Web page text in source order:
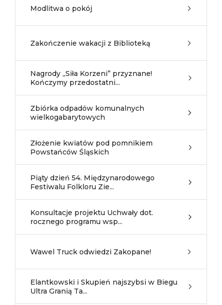
Modlitwa o pokój
Zakończenie wakacji z Biblioteką
Nagrody „Siła Korzeni” przyznane!
Kończymy przedostatni...
Zbiórka odpadów komunalnych
wielkogabarytowych
Złożenie kwiatów pod pomnikiem
Powstańców Śląskich
Piąty dzień 54. Międzynarodowego
Festiwalu Folkloru Zie...
Konsultacje projektu Uchwały dot.
rocznego programu wsp...
Wawel Truck odwiedzi Zakopane!
Elantkowski i Skupień najszybsi w Biegu
Ultra Granią Ta...